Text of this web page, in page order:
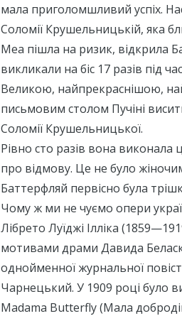
мала приголомшливий успіх.
Соломії Крушельницькій, яка
Меа пішла на ризик, відкрила
викликали на біс 17 разів під
Великою, найпрекраснішою,
письмовим столом Пучіні
Соломії Крушельницької.
Рівно сто разів вона
про відмову. Це не було
Баттерфляй первісно була
Чому ж ми не чуємо опери
Лібрето Луїджі Ілліка
мотивами драми Давида
однойменної журнальної
Чарнецький. У 1909 році було
Madama Butterfly (Мала